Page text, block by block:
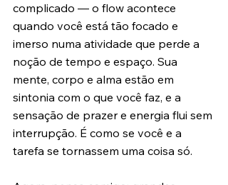
complicado — o flow acontece
quando você está tão focado e
imerso numa atividade que perde a
noção de tempo e espaço. Sua
mente, corpo e alma estão em
sintonia com o que você faz, e a
sensação de prazer e energia flui sem
interrupção. É como se você e a
tarefa se tornassem uma coisa só.